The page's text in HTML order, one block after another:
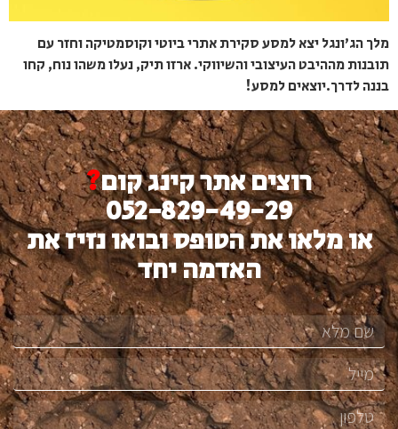
מלך הג'ונגל יצא למסע סקירת אתרי ביוטי וקוסמטיקה וחזר עם
תובנות מההיבט העיצובי והשיווקי. ארזו תיק, נעלו משהו נוח, קחו
בננה לדרך.יוצאים למסע!
רוצים אתר קינג קום?
052-829-49-29
או מלאו את הטופס ובואו נזיז את
האדמה יחד